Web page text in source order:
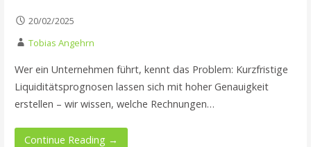
20/02/2025
Tobias Angehrn
Wer ein Unternehmen führt, kennt das Problem: Kurzfristige
Liquiditätsprognosen lassen sich mit hoher Genauigkeit
erstellen – wir wissen, welche Rechnungen…
Continue Reading →